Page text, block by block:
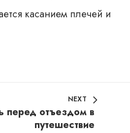
касанием плечей и
NEXT
перед отъездом в
путешествие